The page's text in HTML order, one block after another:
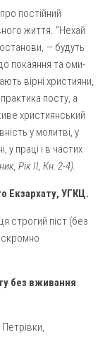
постійний
життя. “Нехай
— будуть
покаяння та оми­
вірні хрис­тияни,
посту, а
хрис­тиянський
у молитві, у
у праці і в частих
Рік II, Кн. 2-4).
Екзархату, УГКЦ.
строгий піст (без
скромно
без вживання